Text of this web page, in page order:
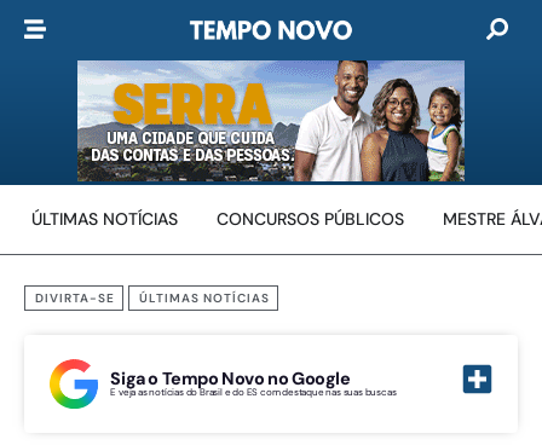
ÚLTIMAS NOTÍCIAS CONCURSOS PÚBLICOS MESTRE
DIVIRTA-SE ÚLTIMAS NOTÍCIAS
Siga o Tempo Novo no Google
E veja as notícias do Brasil e do ES com destaque nas suas buscas